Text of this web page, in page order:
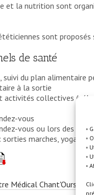
◦
◦
◦
◦
◦
et la nutrition sont
sont proposés
de santé
suivi du plan alimentaire
à la sortie
activités collectives
vous
vous ou lors des
marches, yoga,
Médical Chant'Ours